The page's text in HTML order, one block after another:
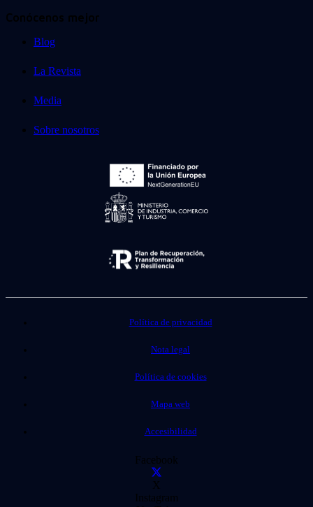
Conócenos mejor
Blog
La Revista
Media
Sobre nosotros
Política de privacidad
Nota legal
Política de cookies
Mapa web
Accesibilidad
Facebook
X
Instagram